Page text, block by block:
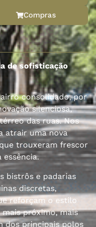
Compras
de sofisticação
consolidado, por
silenciosa,
das ruas. Nos
atrair uma nova
trouxeram frescor
essência.
bistrôs e padarias
discretas,
reforçam o estilo
próximo, mais
dos principais polos